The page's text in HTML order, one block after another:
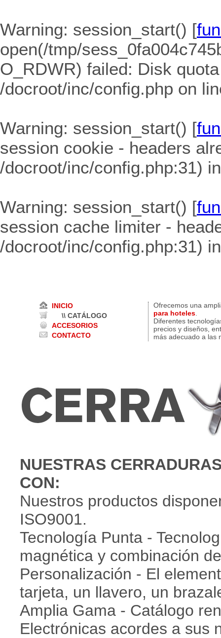
Warning: session_start() [
open(/tmp/
O_RDWR) failed: Disk
/docroot/inc/config.php on
Warning: session_start() [
session cookie - headers
/docroot/inc/config.php:31)
Warning: session_start() [
session cache limiter -
/docroot/inc/config.php:31)
INICIO
\\ CATÁLOGO
ACCESORIOS
CONTACTO
Ofrecemos una
para hoteles
Diferentes
precios y diseños,
más adecuado a las
NUESTRAS
CON:
Nuestros productos
ISO9001.
Tecnología Punta -
magnética y combinación
Personalización - El
tarjeta, un llavero, un
Amplia Gama - Catálogo
Electrónicas acordes a sus